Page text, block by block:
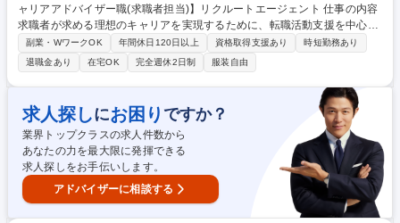
ャリアアドバイザー職(求職者担当)】リクルートエージェント 仕事の内容
求職者が求める理想のキャリアを実現するために、転職活動支援を中心に
伴走していただきます。 具体的には、求職者の経験や希望、悩みなどをヒ
アリングし、将来のキャリア設計から実現に向けたアクションサポート
（コーチングやメンタリングなど）を行います。また、一人ひとりに向き
合うことで、転職活動支援にとどまらず、より広範なキャリア支援を提供
します。 募集職種 ※東京【キャリアアドバイザー職(求職者担当)】リクル
ートエージェント
副業・WワークOK 年間休日120日以上 資格取得支援あり
時短勤務あり
退職金あり
在宅OK 完全週休2日制 服装自由
求人探しにお困り ですか？
業界トップクラスの求人件数から
あなたの力を最大限に発揮できる
求人探しをお手伝いします。
アドバイザーに相談する